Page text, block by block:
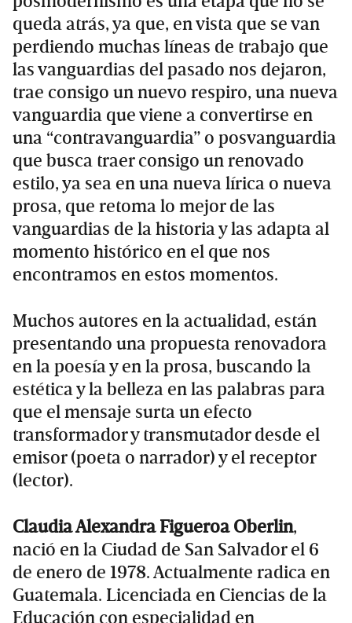
queda atrás, ya que, en vista que se van
perdiendo muchas líneas de trabajo que
las vanguardias del pasado nos dejaron,
trae consigo un nuevo respiro, una nueva
vanguardia que viene a convertirse en
una “contravanguardia” o posvanguardia
que busca traer consigo un renovado
estilo, ya sea en una nueva lírica o nueva
prosa, que retoma lo mejor de las
vanguardias de la historia y las adapta al
momento histórico en el que nos
encontramos en estos momentos.
Muchos autores en la actualidad, están
presentando una propuesta renovadora
en la poesía y en la prosa, buscando la
estética y la belleza en las palabras para
que el mensaje surta un efecto
transformador y transmutador desde el
emisor (poeta o narrador) y el receptor
(lector).
Claudia Alexandra Figueroa Oberlin,
nació en la Ciudad de San Salvador el 6
de enero de 1978. Actualmente radica en
Guatemala. Licenciada en Ciencias de la
Educación con especialidad en